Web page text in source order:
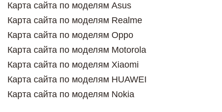
Карта сайта по моделям Asus
Карта сайта по моделям Realme
Карта сайта по моделям Oppo
Карта сайта по моделям Motorola
Карта сайта по моделям Xiaomi
Карта сайта по моделям HUAWEI
Карта сайта по моделям Nokia